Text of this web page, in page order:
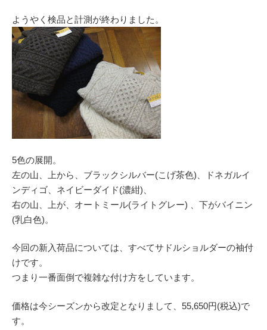
ようやく検品と計測が終わりました。
5色の展開。
左の山、上から、ブラックシルバー(こげ茶色)、ドネガルイ
ンディゴ、ネイビーダイド(濃紺)、
右の山、上が、オートミール(ライトグレー) 、下がバイニン
(乳白色)。
今回の新入荷品については、すべてサドルショルダーの袖付
けです。
つまり一番面倒で複雑な付け方をしています。
価格は今シーズンから改定となりまして、55,650円(税込)で
す。